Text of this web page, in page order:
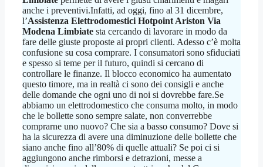
anche i preventivi.Infatti, ad oggi, fino al 31 dicembre,
l’Assistenza Elettrodomestici Hotpoint Ariston Via
Modena Limbiate sta cercando di lavorare in modo da
fare delle giuste proposte ai propri clienti. Adesso c’è molta
confusione su cosa comprare. I consumatori sono sfiduciati
e spesso si teme per il futuro, quindi si cercano di
controllare le finanze. Il blocco economico ha aumentato
questo timore, ma in realtà ci sono dei consigli e anche
delle domande che ogni uno di noi si dovrebbe fare.Se
abbiamo un elettrodomestico che consuma molto, in modo
che le bollette sono sempre salate, non converrebbe
comprarne uno nuovo? Che sia a basso consumo? Dove si
ha la sicurezza di avere una diminuzione delle bollette che
siano anche fino all’80% di quelle attuali? Se poi ci si
aggiungono anche rimborsi e detrazioni, messe a